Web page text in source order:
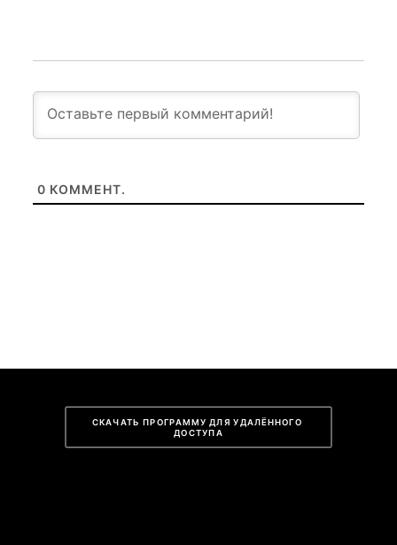
0 КОММЕНТ.
СКАЧАТЬ ПРОГРАММУ ДЛЯ УДАЛЁННОГО
ДОСТУПА